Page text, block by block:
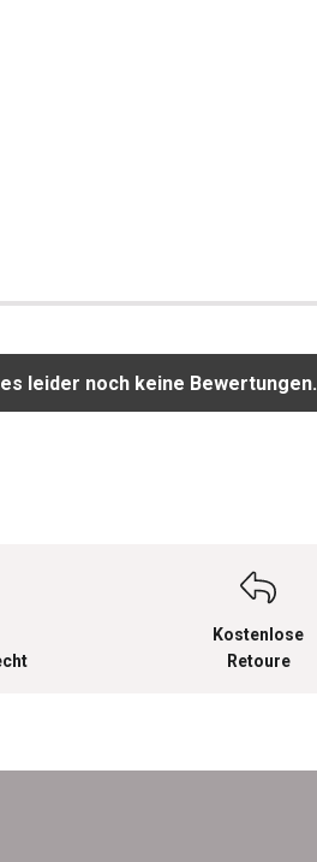
leider noch keine Bewertungen.
Kostenlose
Retoure